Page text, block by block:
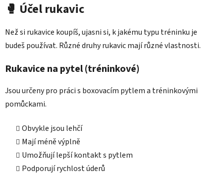
🥊 Účel rukavic
Než si rukavice koupíš, ujasni si, k jakému typu tréninku je
budeš používat. Různé druhy rukavic mají různé vlastnosti.
Rukavice na pytel (tréninkové)
Jsou určeny pro práci s boxovacím pytlem a tréninkovými
pomůckami.
Obvykle jsou lehčí
Mají méně výplně
Umožňují lepší kontakt s pytlem
Podporují rychlost úderů